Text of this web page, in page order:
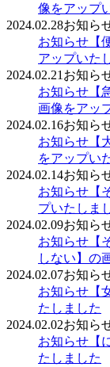
像をアップ
2024.02.28お知ら
お知らせ 【
アップいた
2024.02.21 お知ら
お知らせ
画像をアッ
2024.02.16お知ら
お知らせ
をアップい
2024.02.14お知ら
お知らせ
プいたしま
2024.02.09お知ら
お知らせ
しない】の
2024.02.07お知ら
お知らせ 【
たしました
2024.02.02お知ら
お知らせ 【
たしました